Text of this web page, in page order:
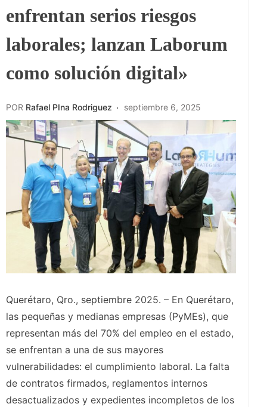
enfrentan serios riesgos
laborales; lanzan Laborum
como solución digital»
POR Rafael PIna Rodriguez septiembre 6, 2025
Querétaro, Qro., septiembre 2025. – En Querétaro,
las pequeñas y medianas empresas (PyMEs), que
representan más del 70% del empleo en el estado,
se enfrentan a una de sus mayores
vulnerabilidades: el cumplimiento laboral. La falta
de contratos firmados, reglamentos internos
desactualizados y expedientes incompletos de los